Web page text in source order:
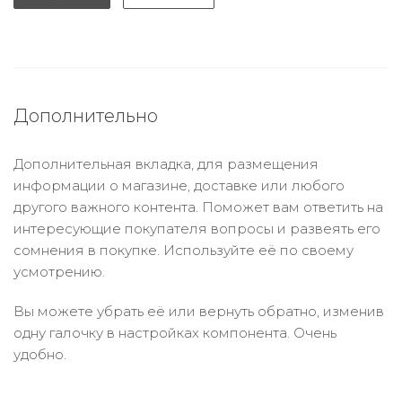
Дополнительно
Дополнительная вкладка, для размещения
информации о магазине, доставке или любого
другого важного контента. Поможет вам ответить на
интересующие покупателя вопросы и развеять его
сомнения в покупке. Используйте её по своему
усмотрению.
Вы можете убрать её или вернуть обратно, изменив
одну галочку в настройках компонента. Очень
удобно.